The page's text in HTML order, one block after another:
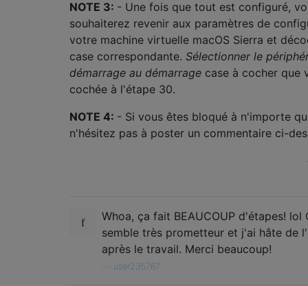
NOTE 3: - Une fois que tout est configuré,
souhaiterez revenir aux paramètres de
votre machine virtuelle macOS Sierra et
case correspondante. Sélectionner le
démarrage au démarrage case à cocher que
cochée à l'étape 30.
NOTE 4: - Si vous êtes bloqué à n'importe
n'hésitez pas à poster un commentaire ci-
Whoa, ça fait BEAUCOUP d'étapes! lol
semble très prometteur et j'ai hâte de
après le travail. Merci beaucoup!
user235767